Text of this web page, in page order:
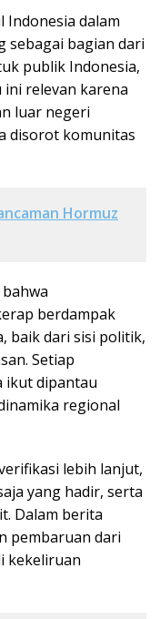
Indonesia dalam
sebagai bagian dari
publik Indonesia,
ini relevan karena
luar negeri
disorot komunitas
Hormuz
berdampak
baik dari sisi politik,
Setiap
ikut dipantau
regional
lebih lanjut,
yang hadir, serta
Dalam berita
pembaruan dari
kekeliruan